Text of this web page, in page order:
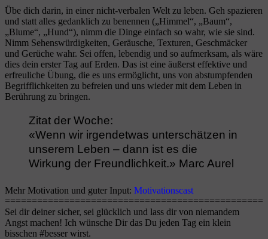
Übe dich darin, in einer nicht-verbalen Welt zu leben. Geh spazieren
und statt alles gedanklich zu benennen („Himmel“, „Baum“,
„Blume“, „Hund“), nimm die Dinge einfach so wahr, wie sie sind.
Nimm Sehenswürdigkeiten, Geräusche, Texturen, Geschmäcker
und Gerüche wahr. Sei offen, lebendig und so aufmerksam, als wäre
dies dein erster Tag auf Erden. Das ist eine äußerst effektive und
erfreuliche Übung, die es uns ermöglicht, uns von abstumpfenden
Begrifflichkeiten zu befreien und uns wieder mit dem Leben in
Berührung zu bringen.
Zitat der Woche:
«Wenn wir irgendetwas unterschätzen in
unserem Leben – dann ist es die
Wirkung der Freundlichkeit.» Marc Aurel
Mehr Motivation und guter Input: Motivationscast
Sei dir deiner sicher, sei glücklich und lass dir von niemandem
Angst machen! Ich wünsche Dir das Du jeden Tag ein klein
bisschen #besser wirst.